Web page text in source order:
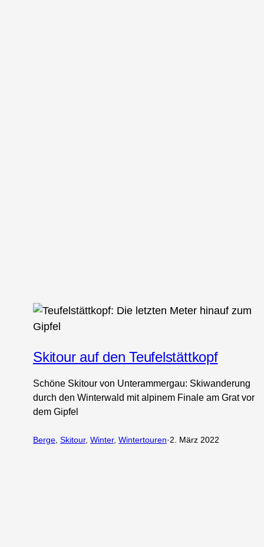
Skitour auf den Teufelstättkopf
Schöne Skitour von Unterammergau: Skiwanderung
durch den Winterwald mit alpinem Finale am Grat vor
dem Gipfel
Berge Skitour, Winter, Wintertouren·2. März 2022